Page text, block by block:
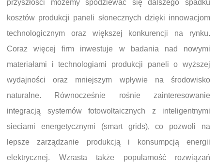
przyszłości możemy spodziewać się dalszego spadku
kosztów produkcji paneli słonecznych dzięki innowacjom
technologicznym oraz większej konkurencji na rynku.
Coraz więcej firm inwestuje w badania nad nowymi
materiałami i technologiami produkcji paneli o wyższej
wydajności oraz mniejszym wpływie na środowisko
naturalne. Równocześnie rośnie zainteresowanie
integracją systemów fotowoltaicznych z inteligentnymi
sieciami energetycznymi (smart grids), co pozwoli na
lepsze zarządzanie produkcją i konsumpcją energii
elektrycznej. Wzrasta także popularność rozwiązań